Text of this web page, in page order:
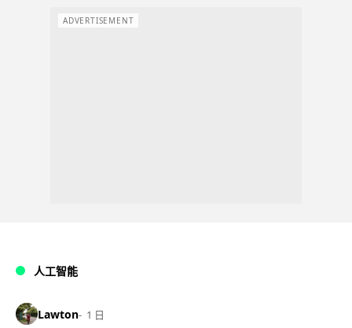
ADVERTISEMENT
人工智能
Lawton 1 日